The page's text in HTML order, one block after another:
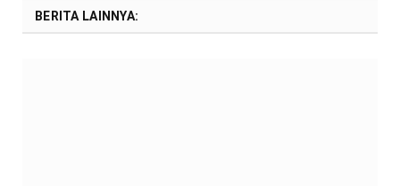
BERITA LAINNYA: